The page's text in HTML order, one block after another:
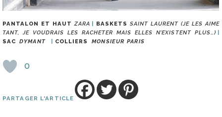
PANTALON ET HAUT ZARA BASKETS SAINT LAURENT (JE LES AIME
TANT, JE VOUDRAIS LES RACHETER MAIS ELLES N’EXISTENT PLUS…)
SAC
DYMANT COLLIERS MONSIEUR PARIS
0
PARTAGER L'ARTICLE